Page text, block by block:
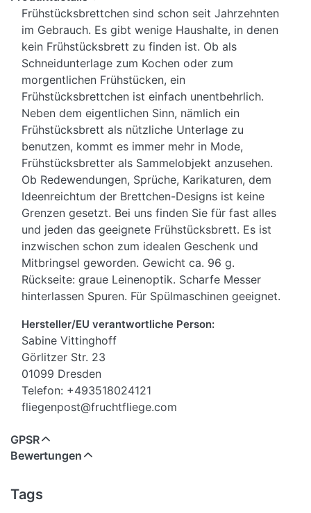
Frühstücksbrettchen sind schon seit Jahrzehnten
im Gebrauch. Es gibt wenige Haushalte, in denen
kein Frühstücksbrett zu finden ist. Ob als
Schneidunterlage zum Kochen oder zum
morgentlichen Frühstücken, ein
Frühstücksbrettchen ist einfach unentbehrlich.
Neben dem eigentlichen Sinn, nämlich ein
Frühstücksbrett als nützliche Unterlage zu
benutzen, kommt es immer mehr in Mode,
Frühstücksbretter als Sammelobjekt anzusehen.
Ob Redewendungen, Sprüche, Karikaturen, dem
Ideenreichtum der Brettchen-Designs ist keine
Grenzen gesetzt. Bei uns finden Sie für fast alles
und jeden das geeignete Frühstücksbrett. Es ist
inzwischen schon zum idealen Geschenk und
Mitbringsel geworden. Gewicht ca. 96 g.
Rückseite: graue Leinenoptik. Scharfe Messer
hinterlassen Spuren. Für Spülmaschinen geeignet.
Hersteller/EU verantwortliche Person:
Sabine Vittinghoff
Görlitzer Str. 23
01099 Dresden
Telefon: +493518024121
fliegenpost@fruchtfliege.com
GPSR
Bewertungen
Tags